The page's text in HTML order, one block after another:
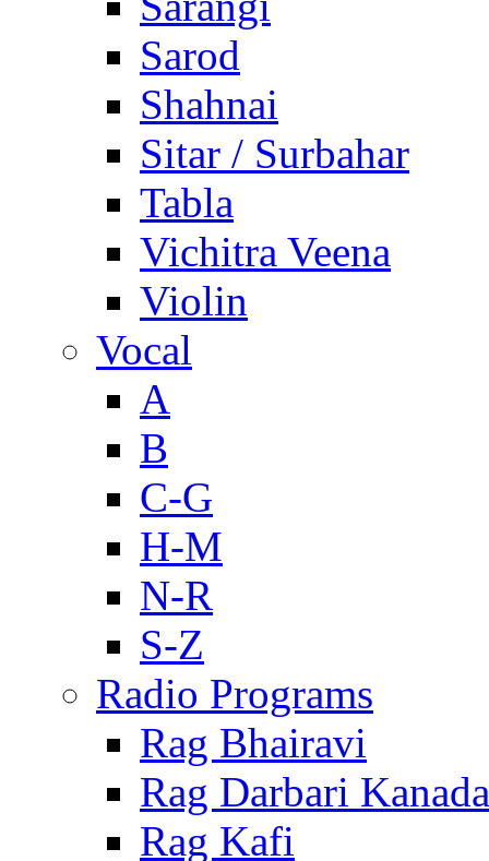
Sarod
Shahnai
Sitar / Surbahar
Tabla
Vichitra Veena
Violin
Vocal
A
B
C-G
H-M
N-R
S-Z
Radio Programs
Rag Bhairavi
Rag Darbari Kanada
Rag Kafi